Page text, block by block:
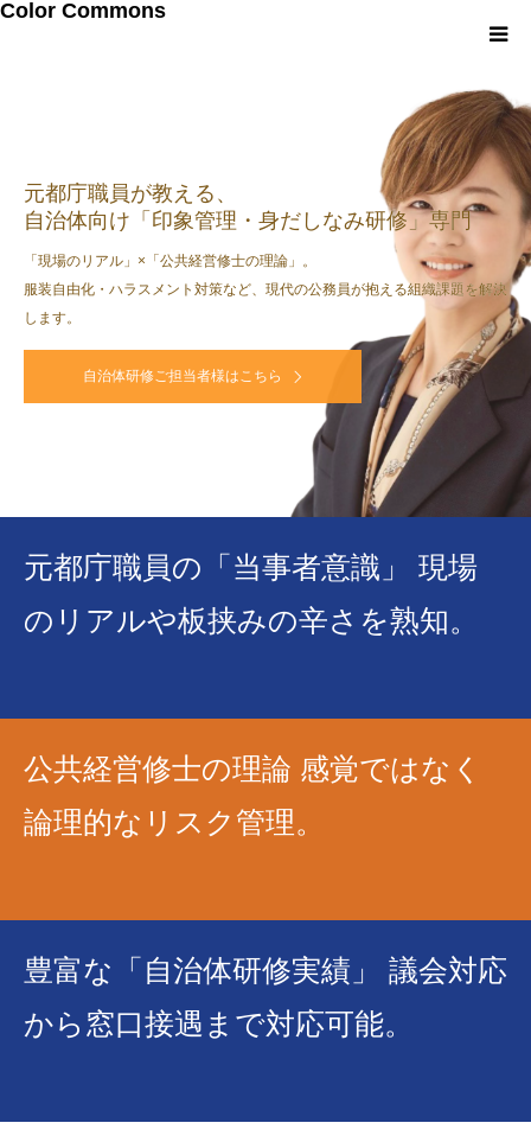
Color Commons
元都庁職員が教える、
自治体向け「印象管理・身だしなみ研修」専門
「現場のリアル」×「公共経営修士の理論」。
服装自由化・ハラスメント対策など、現代の公務員が抱える組織課題を解決
します。
自治体研修ご担当者様はこちら
元都庁職員の「当事者意識」 現場
のリアルや板挟みの辛さを熟知。
公共経営修士の理論 感覚ではなく
論理的なリスク管理。
豊富な「自治体研修実績」 議会対応
から窓口接遇まで対応可能。
プロフィール